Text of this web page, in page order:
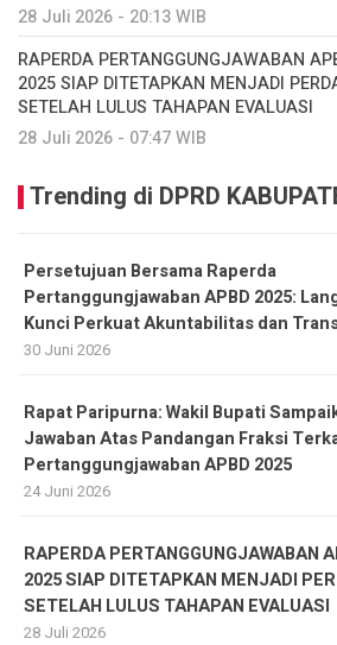
28 Juli 2026 - 20:13 WIB
RAPERDA PERTANGGUNGJAWABAN
2025 SIAP DITETAPKAN MENJADI
SETELAH LULUS TAHAPAN EVALUASI
28 Juli 2026 - 07:47 WIB
Trending di DPRD
Persetujuan Bersama Raperda
Pertanggungjawaban APBD 2025:
Kunci Perkuat Akuntabilitas dan
30 Juni 2026
Rapat Paripurna: Wakil Bupati
Jawaban Atas Pandangan Fraksi
Pertanggungjawaban APBD 2025
24 Juni 2026
RAPERDA PERTANGGUNGJAWABAN
2025 SIAP DITETAPKAN MENJADI
SETELAH LULUS TAHAPAN EVALUASI
28 Juli 2026